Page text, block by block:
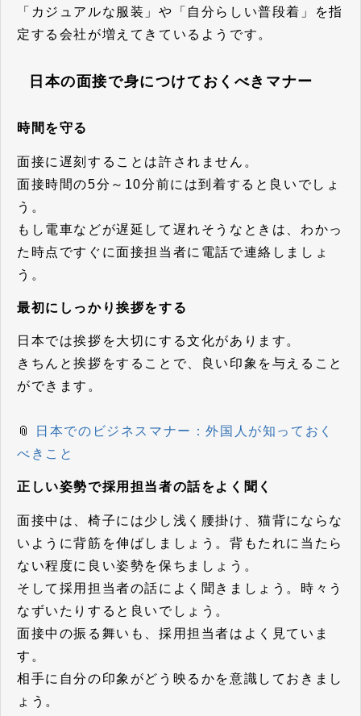
「カジュアルな服装」や「自分らしい普段着」を指
定する会社が増えてきているようです。
日本の面接で身につけておくべきマナー
時間を守る
面接に遅刻することは許されません。
面接時間の5分～10分前には到着すると良いでしょ
う。
もし電車などが遅延して遅れそうなときは、わかっ
た時点ですぐに面接担当者に電話で連絡しましょ
う。
最初にしっかり挨拶をする
日本では挨拶を大切にする文化があります。
きちんと挨拶をすることで、良い印象を与えること
ができます。
📎
日本でのビジネスマナー：外国人が知っておく
べきこと
正しい姿勢で採用担当者の話をよく聞く
面接中は、椅子には少し浅く腰掛け、猫背にならな
いように背筋を伸ばしましょう。背もたれに当たら
ない程度に良い姿勢を保ちましょう。
そして採用担当者の話によく聞きましょう。時々う
なずいたりすると良いでしょう。
面接中の振る舞いも、採用担当者はよく見ていま
す。
相手に自分の印象がどう映るかを意識しておきまし
ょう。